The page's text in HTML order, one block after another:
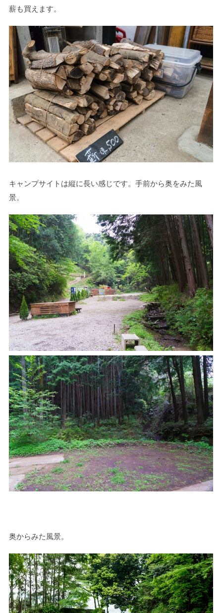
薪も買えます。
キャンプサイトは縦に長い感じです。手前から奥をみた風
景。
奥からみた風景。